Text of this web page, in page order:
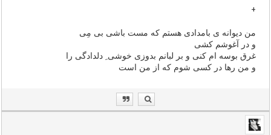
+
من دیوانه ی بامدادی هستم که مست باشی بی مِی
و در آغوشم کشی
غرق بوسه ام کنی و بر لبانم بدوزی خوشی ِ دلدادگی را
و من رها در کسی شوم که از من است